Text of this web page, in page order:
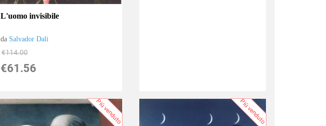
L'uomo invisibile
da Salvador Dali
€114.00
€61.56
Più venduto Più venduto